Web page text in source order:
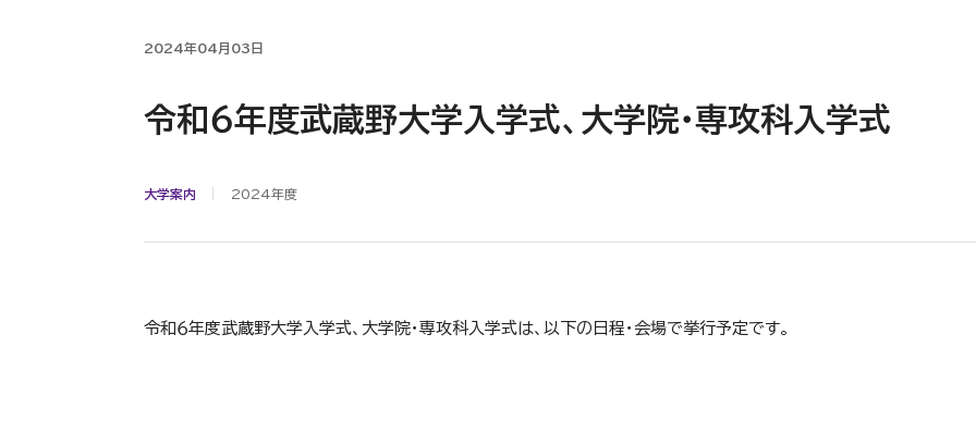
2024年04月03日
令和６年度武蔵野大学入学式、大学院・専攻科入学式
大学案内 2024年度
令和６年度武蔵野大学入学式、大学院・専攻科入学式は、以下の日程・会場で挙行予定です。